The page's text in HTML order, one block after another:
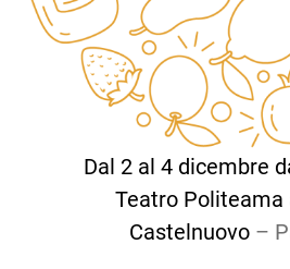
Dal 2 al 4 dicembre
Teatro Politeama
Castelnuovo –